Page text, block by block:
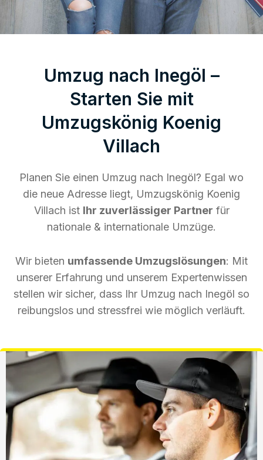
Umzug nach Inegöl –
Starten Sie mit
Umzugskönig Koenig
Villach
Planen Sie einen Umzug nach Inegöl? Egal wo
die neue Adresse liegt, Umzugskönig Koenig
Villach ist Ihr zuverlässiger Partner für
nationale & internationale Umzüge.
Wir bieten umfassende Umzugslösungen: Mit
unserer Erfahrung und unserem Expertenwissen
stellen wir sicher, dass Ihr Umzug nach Inegöl so
reibungslos und stressfrei wie möglich verläuft.